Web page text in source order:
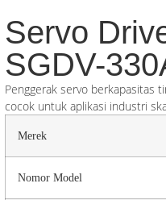
Servo
SGDV-
Penggerak servo berkapasitas
cocok untuk aplikasi industri
Merek
Nomor Model